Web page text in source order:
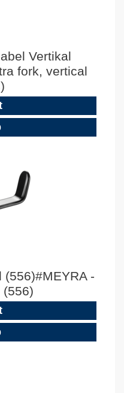
Vertikal
fork, vertical
(556)#MEYRA -
(556)